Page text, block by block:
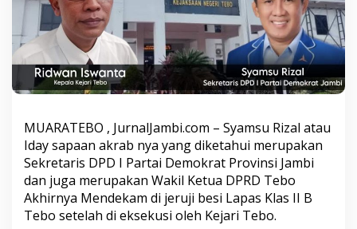
a
,
A
k
h
N
y
a
S
a
m
MUARATEBO , JurnalJambi.com – Syamsu Rizal atau
Iday sapaan akrab nya yang diketahui merupakan
Sekretaris DPD I Partai Demokrat Provinsi Jambi
dan juga merupakan Wakil Ketua DPRD Tebo
Akhirnya Mendekam di jeruji besi Lapas Klas II B
Tebo setelah di eksekusi oleh Kejari Tebo.